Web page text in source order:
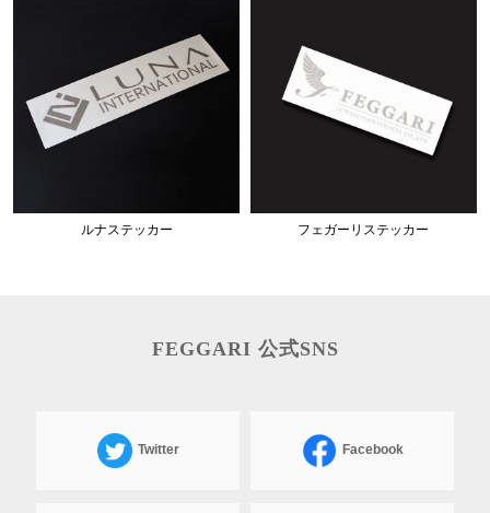
ルナステッカー フェガーリステッカー
FEGGARI 公式SNS
Twitter Facebook